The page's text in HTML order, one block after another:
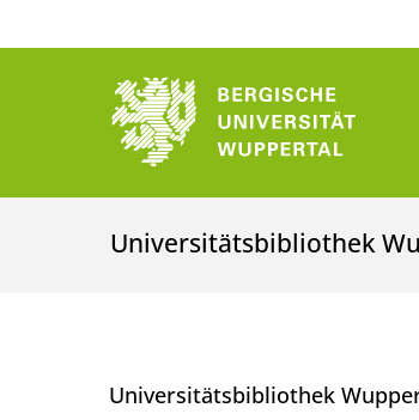
Universitätsbibliothek
Universitätsbibliothek